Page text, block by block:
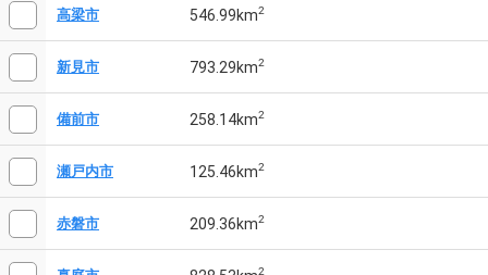
高梁市 546.99km2
新見市 793.29km2
備前市 258.14km2
瀬戸内市 125.46km2
赤磐市 209.36km2
2